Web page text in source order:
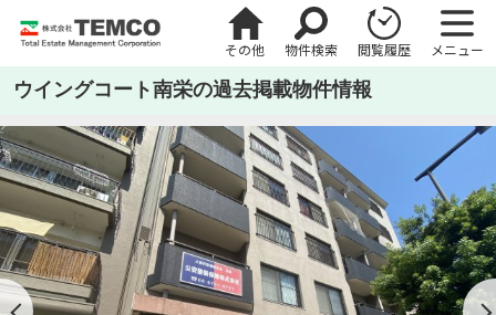
その他 物件検索 閲覧履歴 メニュー
ウイングコート南栄の過去掲載物件情報